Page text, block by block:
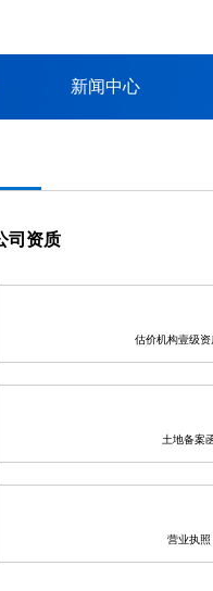
新闻中心
司资质
估价机构壹级资
土地备案
营业执照